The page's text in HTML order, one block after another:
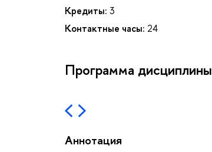
Кредиты: 3
Контактные часы: 24
Программа дисциплины
Аннотация